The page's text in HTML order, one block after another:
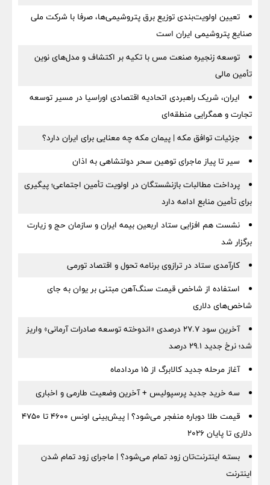
تعیین اولویت‌بندی توزیع برق پتروشیمی‌ها، صرفا با شرکت ملی
صنایع پتروشیمی ایران است
توسعه زنجیره صنعت مس با تکیه بر اکتشاف و مدل‌های نوین
تأمین مالی
ایران، شریک راهبردی اتحادیه اقتصادی اوراسیا در مسیر توسعه
تجارت و همگرایی منطقه‌ای
جزئیات توافق مکه | پیمان مکه چه معنایی برای ایران دارد؟
سیر تا پیاز ماجرای توهین سحر دولتشاهی به اذان
پرداخت مطالبات بازنشستگان در اولویت تأمین اجتماعی؛ پیگیری
برای تأمین منابع ادامه دارد
نشست هم افزایی ستاد اربعین بیمه ایران و سازمان حج و زیارت
برگزار شد
کارآمدی ستاد در ترازوی برنامه تحول و اقتصاد تورمی
استفاده از شاخص قیمت سنگ‌آهن مبتنی بر یوان به جای
شاخص‌های دلاری
آخرین سود ۲۷.۷ درصدی «اندوخته توسعه صادرات آرمانی» واریز
شد؛ نرخ جدید ۲۹.۱ درصد
آغاز مرحله جدید کالابرگ از ۱۵ مردادماه
سه خرید جدید پرسپولیس + آخرین وضعیت طارمی و اخباری
قیمت طلا دوباره منفجر می‌شود؟ | پیش‌بینی اونس ۴۶۰۰ تا ۴۷۵۰
دلاری تا پایان ۲۰۲۶
بسته اینترنت‌تان زود تمام می‌شود؟ | ماجرای زود تمام شدن
اینترنت